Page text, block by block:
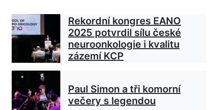
Rekordní kongres EANO
2025 potvrdil sílu české
neuroonkologie i kvalitu
zázemí KCP
Paul Simon a tři komorní
večery s legendou